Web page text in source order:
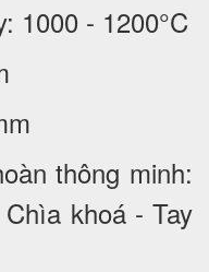
1000 - 1200°C
thông minh:
khoá - Tay